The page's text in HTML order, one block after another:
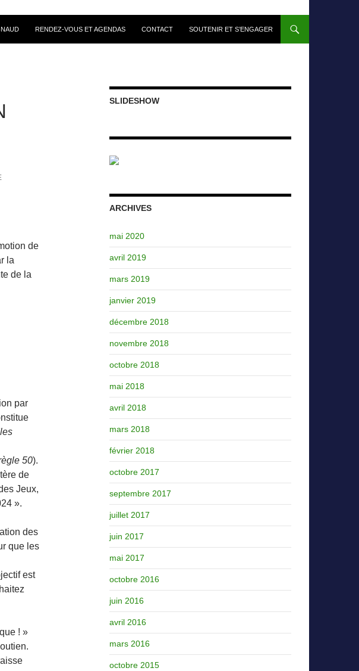
RENDEZ-VOUS ET AGENDAS CONTACT SOUTENIR ET S’ENGAGER
de
la
de la
par
50).
de
Jeux,
».
des
que les
est
! »
SLIDESHOW
ARCHIVES
mai 2020
avril 2019
mars 2019
janvier 2019
décembre 2018
novembre 2018
octobre 2018
mai 2018
avril 2018
mars 2018
février 2018
octobre 2017
septembre 2017
juillet 2017
juin 2017
mai 2017
octobre 2016
juin 2016
avril 2016
mars 2016
octobre 2015